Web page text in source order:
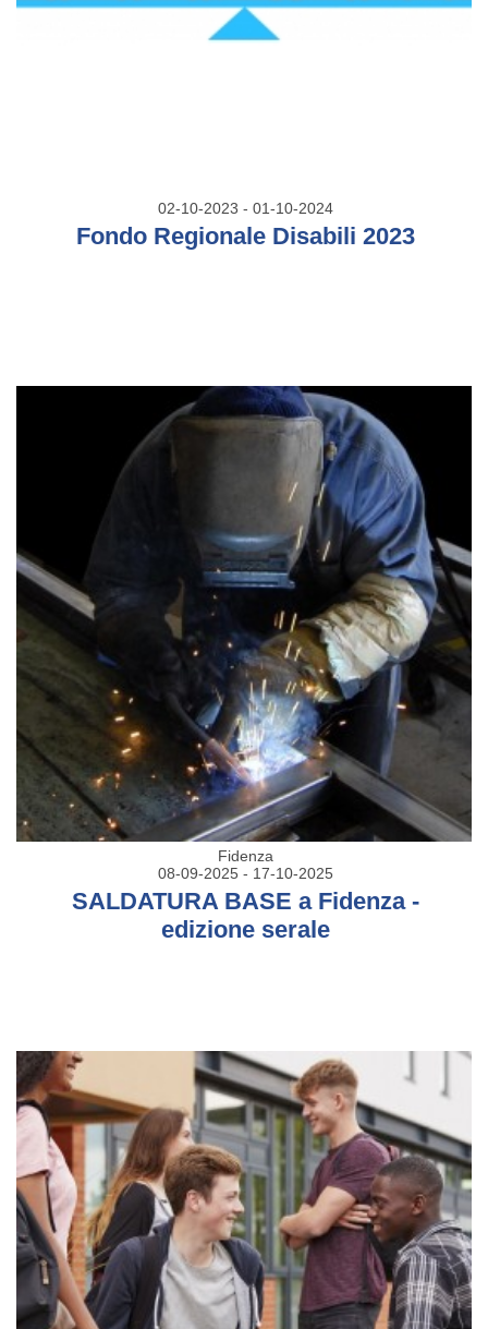
02-10-2023 - 01-10-2024
Fondo Regionale Disabili 2023
Fidenza
08-09-2025 - 17-10-2025
SALDATURA BASE a Fidenza -
edizione serale